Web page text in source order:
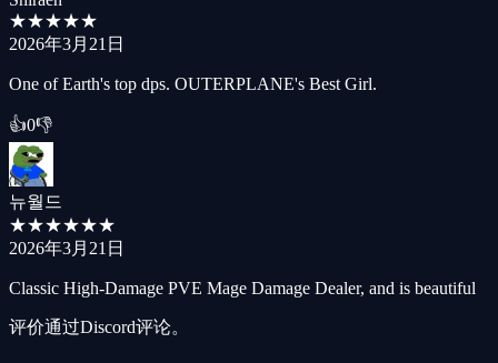
★★★★★
2026年3月21日
One of Earth's top dps. OUTERPLANE's Best Girl.
👍0👎
뉴월드
★★★★★★
2026年3月21日
Classic High-Damage PVE Mage Damage Dealer, and is beautiful
评价通过Discord评论。